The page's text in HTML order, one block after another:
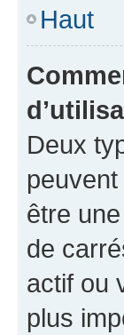
Haut
Deux
peuvent
être
de
actif ou
plus